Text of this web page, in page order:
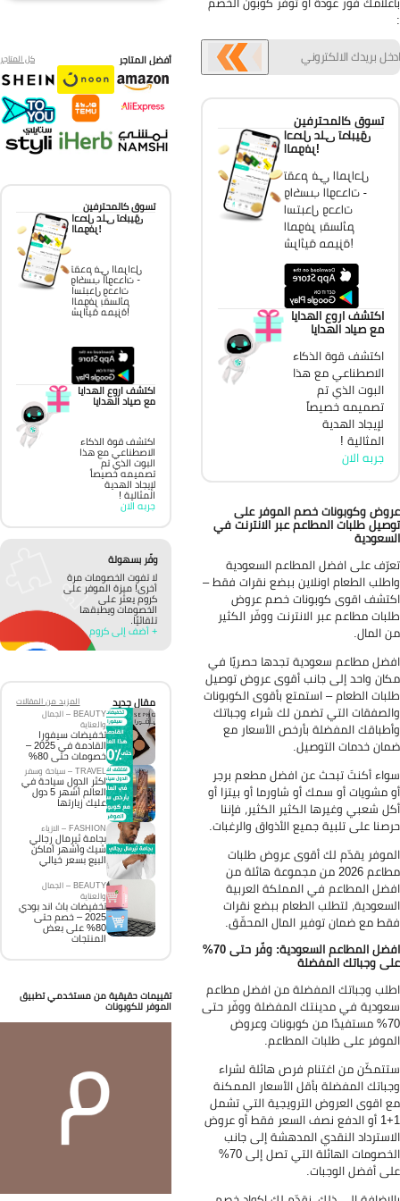
تسوق كالمحترفين
احصل على تطبيق
الموفر!
تقدم في المراحل
واكسب الوحدات -
استبدل وحدات
الموفر بقسائم
شرائية مميزة!
اكتشف اروع الهدايا
مع صياد الهدايا
اكتشف قوة الذكاء
الاصطناعي مع هذا
البوت الذي تم
تصميمه خصيصاً
لإيجاد الهدية
المثالية !
جربه الان
وكوبونات خصم الموفر على
طلبات المطاعم عبر الانترنت في
على افضل المطاعم السعودية
الطعام اونلاين ببضع نقرات فقط –
اقوى كوبونات خصم عروض
مطاعم عبر الانترنت ووفّر الكثير
المال.
مطاعم سعودية تجدها حصريًا في
واحد إلى جانب أقوى عروض توصيل
الطعام – استمتع بأقوى الكوبونات
التي تضمن لك شراء وجباتك
المفضلة بأرخص الأسعار مع
خدمات التوصيل.
أكنتَ تبحث عن افضل مطعم برجر
مشويات أو سمك أو شاورما أو بيتزا أو
شعبي وغيرها الكثير الكثير، فإننا
على تلبية جميع الأذواق والرغبات.
يقدّم لك أقوى عروض طلبات
مطاعم 2026 من مجموعة هائلة من
المطاعم في المملكة العربية
لتطلب الطعام ببضع نقرات
مع ضمان توفير المال المحقّق.
افضل المطاعم السعودية: وفّر حتى 70%
وجباتك المفضلة
وجباتك المفضلة من افضل مطاعم
في مدينتك المفضلة ووفّر حتى
70% مستفيدًا من كوبونات وعروض
على طلبات المطاعم.
من اغتنام فرص هائلة لشراء
المفضلة بأقل الأسعار الممكنة
اقوى العروض الترويجية التي تشمل
1+1 أو الدفع نصف السعر فقط أو عروض
النقدي المدهشة إلى جانب
الخصومات الهائلة التي تصل إلى 70%
أفضل الوجبات.
أفضل المتاجر كل المتاجر
تسوق كالمحترفين
احصل على تطبيق
الموفر!
تقدم في المراحل
واكسب الوحدات -
استبدل وحدات
الموفر بقسائم
شرائية مميزة!
اكتشف اروع الهدايا
مع صياد الهدايا
اكتشف قوة الذكاء
الاصطناعي مع هذا
البوت الذي تم
تصميمه خصيصاً
لإيجاد الهدية
المثالية !
جربه الان
وفّر بسهولة
لا تفوت الخصومات مرة
أخرى! ميزة الموفر على
كروم يعثر على
الخصومات ويطبقها
تلقائيًا.
+ أضف إلى كروم
مقال جديد
المزيد من المقالات
BEAUTY – الجمال
والعناية
تخفيضات سيفورا
القادمة في 2025 –
خصومات حتى 80%
TRAVEL – سياحة وسفر
اكثر الدول سياحة في
العالم أشهر 5 دول
عليك زيارتها
FASHION – الازياء
بجامة ثيرمال رجالي
شيك وأشهر أماكن
البيع بسعر خيالي
BEAUTY – الجمال
والعناية
تخفيضات باث اند بودي
2025 – خصم حتى
80% على بعض
المنتجات
تقييمات حقيقية من مستخدمي تطبيق
الموفر للكوبونات